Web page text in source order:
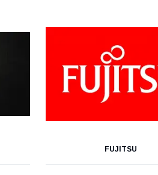
FUJITSU